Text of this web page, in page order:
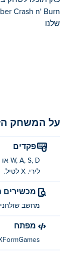
שלנו
על המשחק
פקדים
לירי. X לטיל.
מחשב שולחני
מפתח